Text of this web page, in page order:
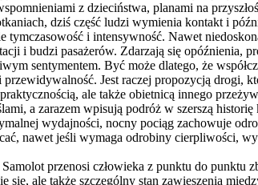
z dzieciństwa, planami na
dziś część ludzi wymienia kontakt i
i intensywność. Nawet
i budzi pasażerów. Zdarzają się opóźnienia,
sentymentem. Być może dlatego, że
Jest raczej propozycją drogi,
ale także obietnicą innego
a zarazem wpisują podróż w szerszą
wydajności, nocny pociąg zachowuje
nawet jeśli wymaga odrobiny cierpliwości,
przenosi człowieka z punktu do punktu
ale także szczególny stan zawieszenia